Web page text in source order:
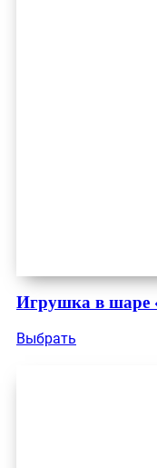
Игрушка в шаре
Выбрать